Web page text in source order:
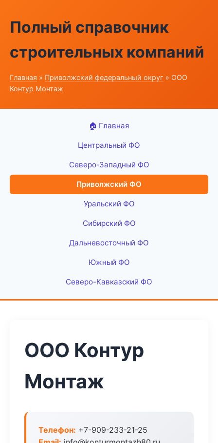
Полный справочник
строительных компаний
Главная » Приволжский федеральный округ » ООО
Контур Монтаж
🏠 Главная
Центральный ФО
Северо-Западный ФО
Приволжский ФО
Уральский ФО
Сибирский ФО
Дальневосточный ФО
Южный ФО
Северо-Кавказский ФО
ООО Контур
Монтаж
Телефон: +7-909-233-21-25